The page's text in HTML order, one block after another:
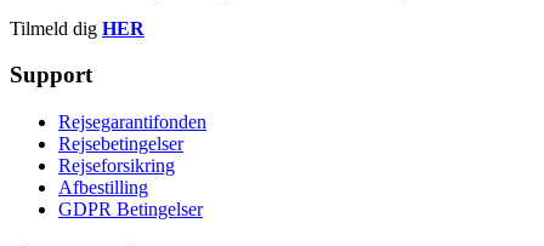
Tilmeld dig HER
Support
Rejsegarantifonden
Rejsebetingelser
Rejseforsikring
Afbestilling
GDPR Betingelser